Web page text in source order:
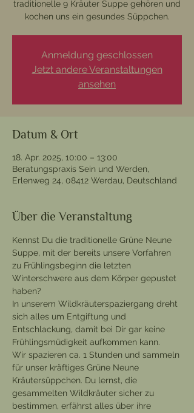
traditionelle 9 Kräuter Suppe gehören und
kochen uns ein gesundes Süppchen.
Anmeldung geschlossen
Jetzt andere Veranstaltungen
ansehen
Datum & Ort
18. Apr. 2025, 10:00 – 13:00
Beratungspraxis Sein und Werden,
Erlenweg 24, 08412 Werdau, Deutschland
Über die Veranstaltung
Kennst Du die traditionelle Grüne Neune
Suppe, mit der bereits unsere Vorfahren
zu Frühlingsbeginn die letzten
Winterschwere aus dem Körper gepustet
haben?
In unserem Wildkräuterspaziergang dreht
sich alles um Entgiftung und
Entschlackung, damit bei Dir gar keine
Frühlingsmüdigkeit aufkommen kann.
Wir spazieren ca. 1 Stunden und sammeln
für unser kräftiges Grüne Neune
Kräutersüppchen. Du lernst, die
gesammelten Wildkräuter sicher zu
bestimmen, erfährst alles über ihre